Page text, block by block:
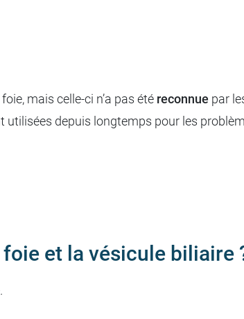
mais celle-ci n’a pas été reconnue par
depuis longtemps pour les
et la vésicule biliaire